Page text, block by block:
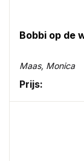
Bobbi op de
Maas, Monica
Prijs: